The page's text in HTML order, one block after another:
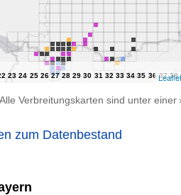
Leaflet
Verbreitungskarten sind unter einer
zum Datenbestand